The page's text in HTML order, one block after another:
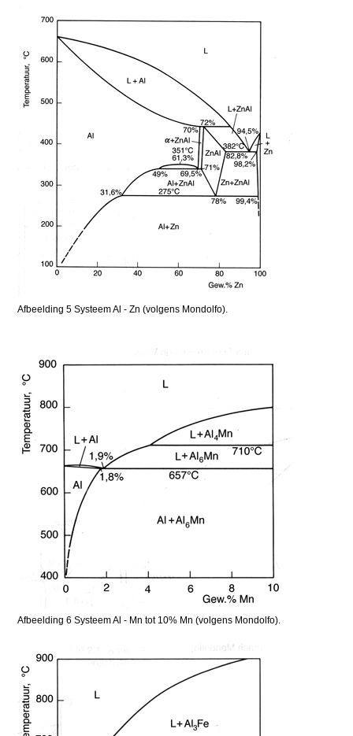
Afbeelding 5 Systeem Al - Zn (volgens Mondolfo).
Afbeelding 6 Systeem Al - Mn tot 10% Mn (volgens Mondolfo).